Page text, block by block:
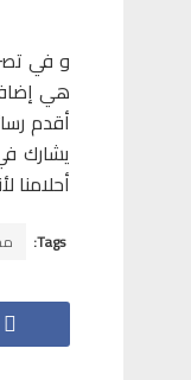
و في
هي
أقدم
يشارك
أحلامنا
Tags: